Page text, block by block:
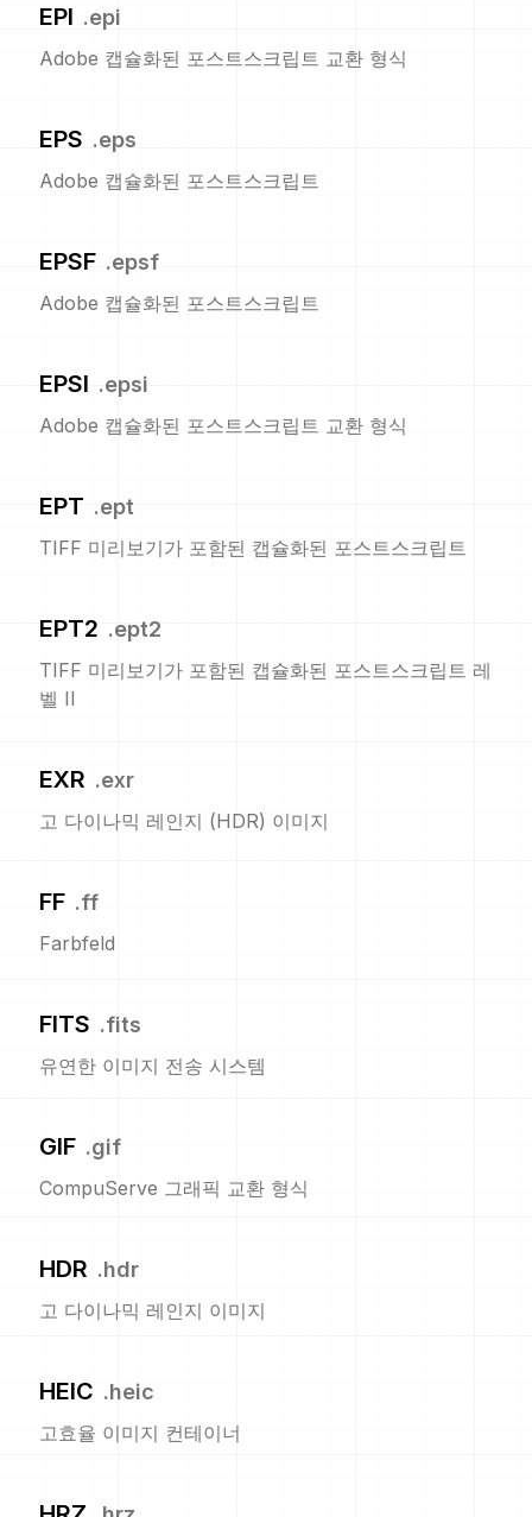
EPI .epi
Adobe 캡슐화된 포스트스크립트 교환 형식
EPS .eps
Adobe 캡슐화된 포스트스크립트
EPSF .epsf
Adobe 캡슐화된 포스트스크립트
EPSI .epsi
Adobe 캡슐화된 포스트스크립트 교환 형식
EPT .ept
TIFF 미리보기가 포함된 캡슐화된 포스트스크립트
EPT2 .ept2
TIFF 미리보기가 포함된 캡슐화된 포스트스크립트 레
벨 II
EXR .exr
고 다이나믹 레인지 (HDR) 이미지
FF .ff
Farbfeld
FITS .fits
유연한 이미지 전송 시스템
GIF .gif
CompuServe 그래픽 교환 형식
HDR .hdr
고 다이나믹 레인지 이미지
HEIC .heic
고효율 이미지 컨테이너